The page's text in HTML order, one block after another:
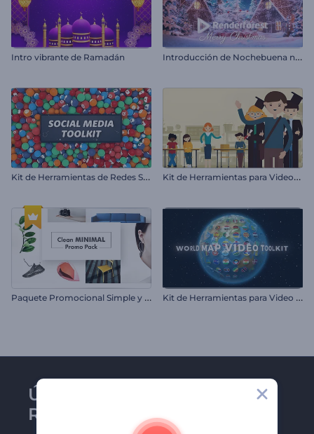
Intro vibrante de Ramadán I
ntroducción de Nochebuena nevada
K
it de Herramientas de Redes Sociales K
it de Herramientas para Videos Educativos
P
aquete Promocional Simple y Minimalista K
it de Herramientas para Video de Mapa Mundial
Únase al boletín de
Renderforest